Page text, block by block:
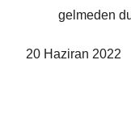
gelmeden
20 Haziran 2022